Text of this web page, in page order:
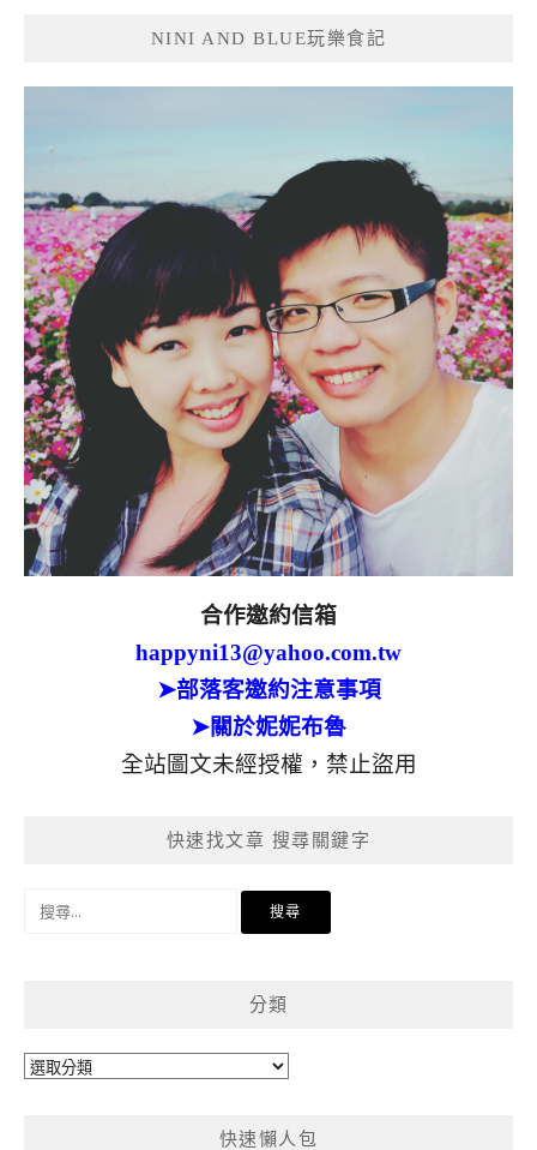
NINI AND BLUE玩樂食記
合作邀約信箱
happyni13@yahoo.com.tw
➤部落客邀約注意事項
➤關於妮妮布魯
全站圖文未經授權，禁止盜用
快速找文章 搜尋關鍵字
分類
分
快速懶人包